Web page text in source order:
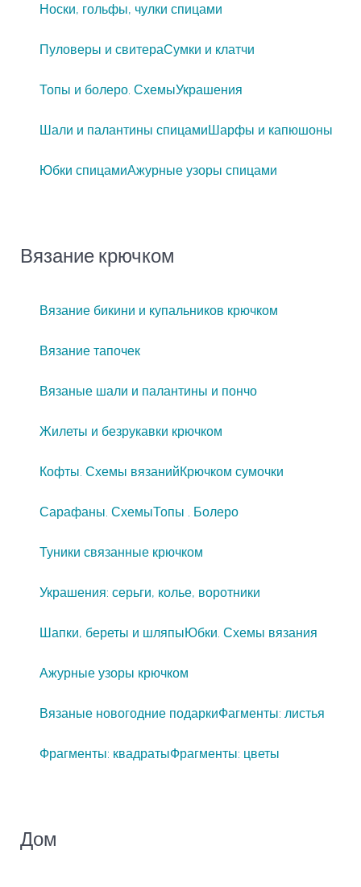
Носки, гольфы, чулки спицами
Пуловеры и свитераСумки и клатчи
Топы и болеро. СхемыУкрашения
Шали и палантины спицамиШарфы и капюшоны
Юбки спицамиАжурные узоры спицами
Вязание крючком
Вязание бикини и купальников крючком
Вязание тапочек
Вязаные шали и палантины и пончо
Жилеты и безрукавки крючком
Кофты. Схемы вязанийКрючком сумочки
Сарафаны. СхемыТопы . Болеро
Туники связанные крючком
Украшения: серьги, колье, воротники
Шапки, береты и шляпыЮбки. Схемы вязания
Ажурные узоры крючком
Вязаные новогодние подаркиФагменты: листья
Фрагменты: квадратыФрагменты: цветы
Дом